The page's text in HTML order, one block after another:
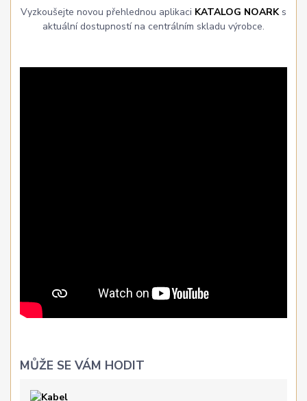
Vyzkoušejte novou přehlednou aplikaci KATALOG NOARKs
aktuální dostupností na centrálním skladu výrobce.
MŮŽE SE VÁM HODIT